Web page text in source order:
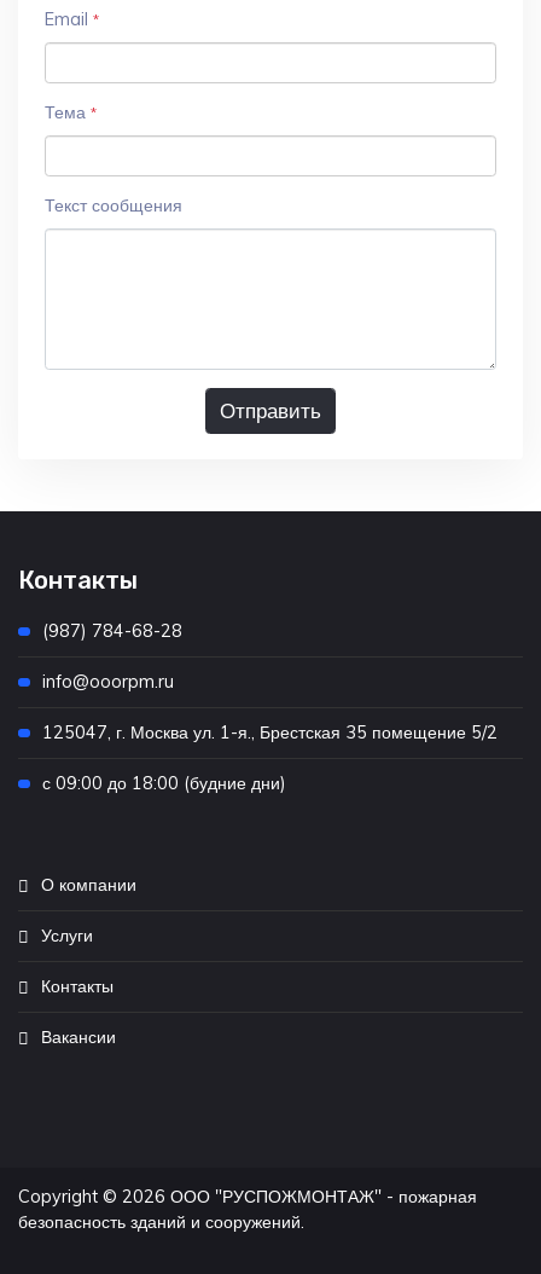
Email *
Тема *
Текст сообщения
Отправить
Контакты
(987) 784-68-28
info@ooorpm.ru
125047, г. Москва ул. 1-я., Брестская 35 помещение 5/2
с 09:00 до 18:00 (будние дни)
О компании
Услуги
Контакты
Вакансии
Copyright © 2026 ООО "РУСПОЖМОНТАЖ" - пожарная
безопасность зданий и сооружений.